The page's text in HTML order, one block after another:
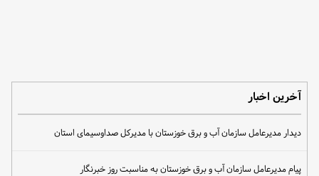
آخرین اخبار
دیدار مدیرعامل سازمان آب و برق خوزستان با مدیرکل صداوسیمای استان
پیام مدیرعامل سازمان آب و برق خوزستان به مناسبت روز خبرنگار